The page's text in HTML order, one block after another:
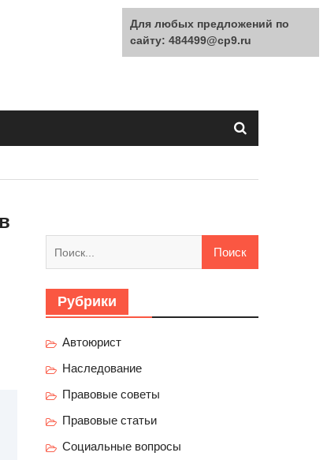
Рубрики
Автоюрист
Наследование
Правовые советы
Правовые статьи
Социальные вопросы
Для любых предложений по
сайту: 484499@cp9.ru